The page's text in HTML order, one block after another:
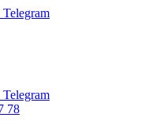
Telegram
Telegram